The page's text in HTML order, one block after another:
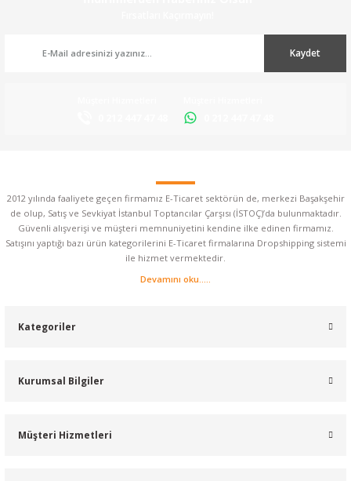
Kaydet
2012 yılında faaliyete geçen firmamız E-Ticaret sektörün de, merkezi Başakşehir
de olup, Satış ve Sevkiyat İstanbul Toptancılar Çarşısı (İSTOÇ)’da bulunmaktadır.
Güvenli alışverişi ve müşteri memnuniyetini kendine ilke edinen firmamız.
Satışını yaptığı bazı ürün kategorilerini E-Ticaret firmalarına Dropshipping sistemi
ile hizmet vermektedir.
Devamını oku.....
Kategoriler
Kurumsal Bilgiler
Müşteri Hizmetleri